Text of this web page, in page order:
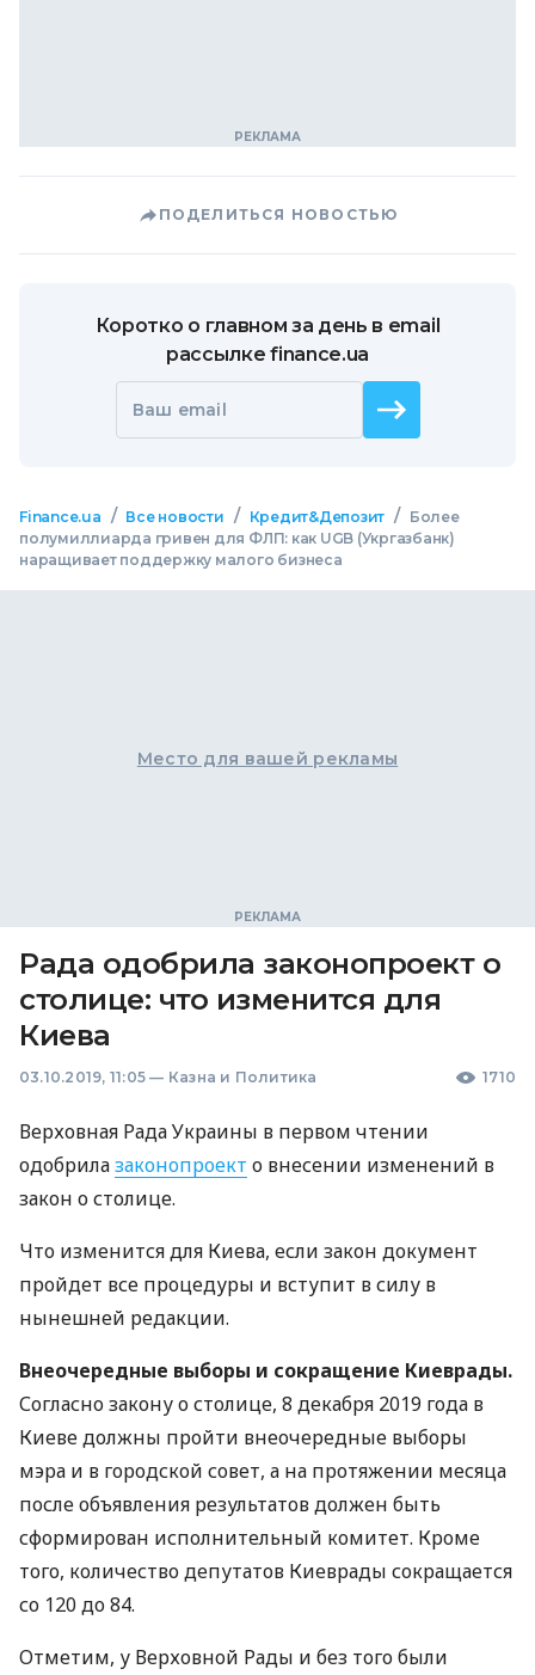
ПОДЕЛИТЬСЯ НОВОСТЬЮ
Коротко о главном за день в email
рассылке finance.ua
Ваш email
Finance.ua / Все новости / Кредит&Депозит /
Более
полумиллиарда гривен для ФЛП: как UGB (Укргазбанк)
наращивает поддержку малого бизнеса
Место для вашей рекламы
Рада одобрила законопроект о
столице: что изменится для
Киева
03.10.2019, 11:05 — Казна и Политика 1710
Верховная Рада Украины в первом чтении
одобрилазаконопроект о внесении изменений в
закон о столице.
Что изменится для Киева, если закон документ
пройдет все процедуры и вступит в силу в
нынешней редакции.
Внеочередные выборы и сокращение Киеврады.
Согласно закону о столице, 8 декабря 2019 года в
Киеве должны пройти внеочередные выборы
мэра и в городской совет, а на протяжении месяца
после объявления результатов должен быть
сформирован исполнительный комитет. Кроме
того, количество депутатов Киеврады сокращается
со 120 до 84.
Отметим, у Верховной Рады и без того были